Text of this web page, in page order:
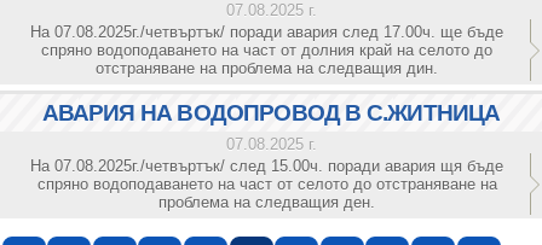
07.08.2025 г.
На 07.08.2025г./четвъртък/ поради авария след 17.00ч. ще бъде
спряно водоподаването на част от долния край на селото до
отстраняване на проблема на следващия дин.
АВАРИЯ НА ВОДОПРОВОД В С.ЖИТНИЦА
07.08.2025 г.
На 07.08.2025г./четвъртък/ след 15.00ч. поради авария щя бъде
спряно водоподаването на част от селото до отстраняване на
проблема на следващия ден.